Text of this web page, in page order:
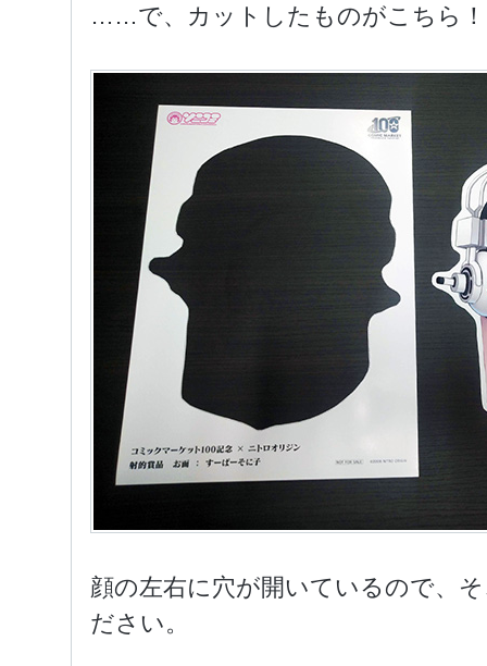
……で、カットしたものがこちら！
顔の左右に穴が開いているので、
ださい。